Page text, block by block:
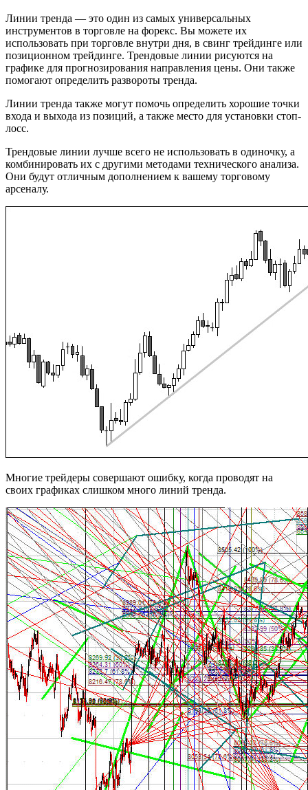
Линии тренда — это один из самых универсальных
инструментов в торговле на форекс. Вы можете их
использовать при торговле внутри дня, в свинг трейдинге или
позиционном трейдинге. Трендовые линии рисуются на
графике для прогнозирования направления цены. Они также
помогают определить развороты тренда.
Линии тренда также могут помочь определить хорошие точки
входа и выхода из позиций, а также место для установки стоп-
лосс.
Трендовые линии лучше всего не использовать в одиночку, а
комбинировать их с другими методами технического анализа.
Они будут отличным дополнением к вашему торговому
арсеналу.
Многие трейдеры совершают ошибку, когда проводят на
своих графиках слишком много линий тренда.